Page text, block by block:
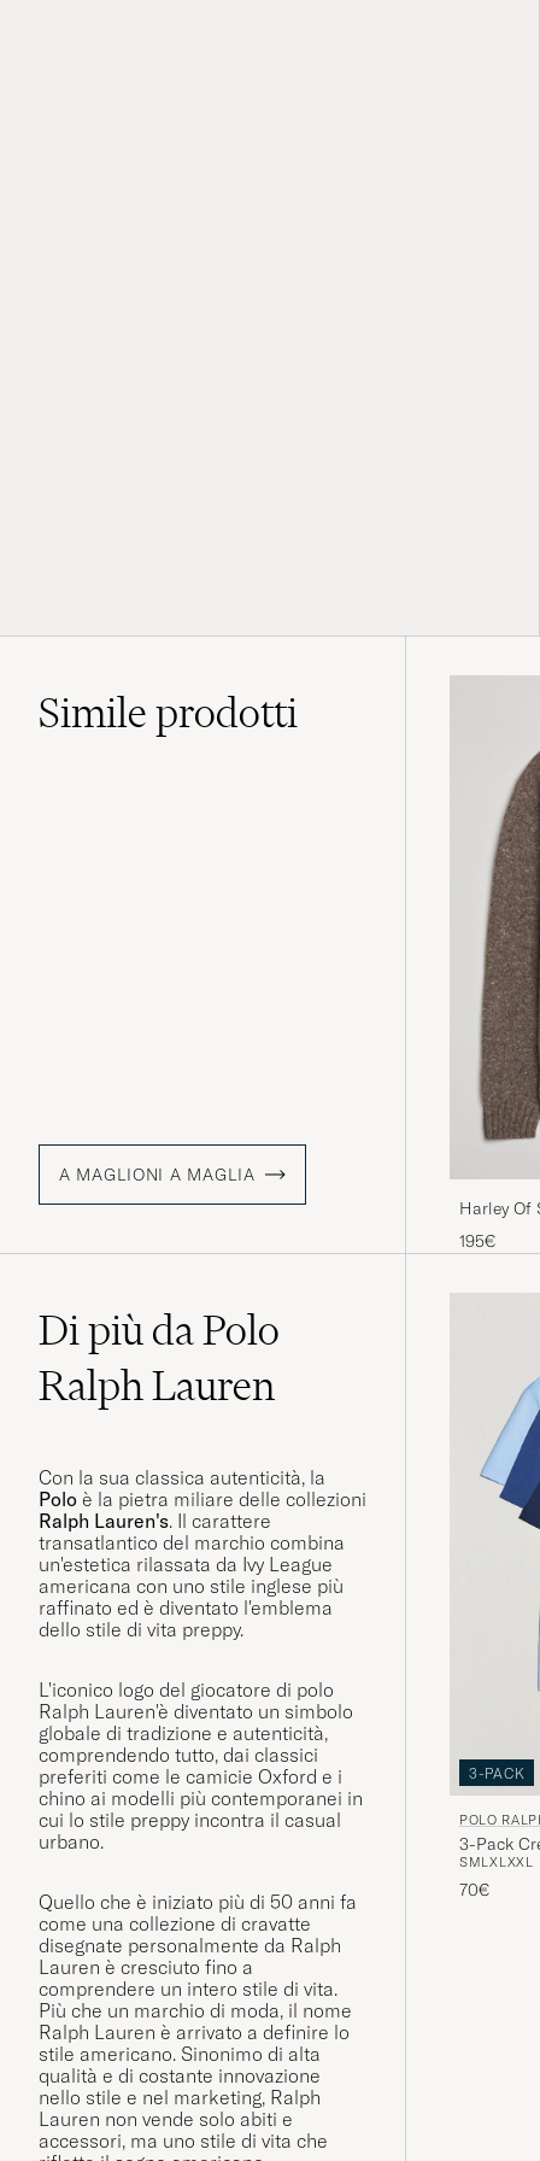
Simileprodotti
A MAGLIONI A MAGLIA
Harley Of
Brown
195€
Di più da Polo
Ralph Lauren
Con la sua classica autenticità, la
Polo è la pietra miliare delle collezioni
Ralph Lauren's. Il carattere
transatlantico del marchio combina
un'estetica rilassata da Ivy League
americana con uno stile inglese più
raffinato ed è diventato l'emblema
dello stile di vita preppy.
L'iconico logo del giocatore di polo
Ralph Lauren'è diventato un simbolo
globale di tradizione e autenticità,
comprendendo tutto, dai classici
preferiti come le camicie Oxford e i
chino ai modelli più contemporanei in
cui lo stile preppy incontra il casual
urbano.
Quello che è iniziato più di 50 anni fa
come una collezione di cravatte
disegnate personalmente da Ralph
Lauren è cresciuto fino a
comprendere un intero stile di vita.
Più che un marchio di moda, il nome
Ralph Lauren è arrivato a definire lo
stile americano. Sinonimo di alta
qualità e di costante innovazione
nello stile e nel marketing, Ralph
Lauren non vende solo abiti e
accessori, ma uno stile di vita che
3-PACK
POLO
3-Pack
Blue
SMLXLXXL
70€